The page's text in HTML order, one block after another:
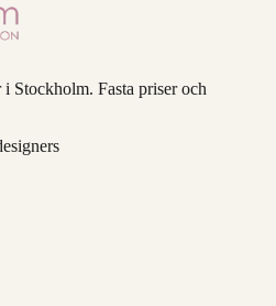
Stockholm. Fasta priser och